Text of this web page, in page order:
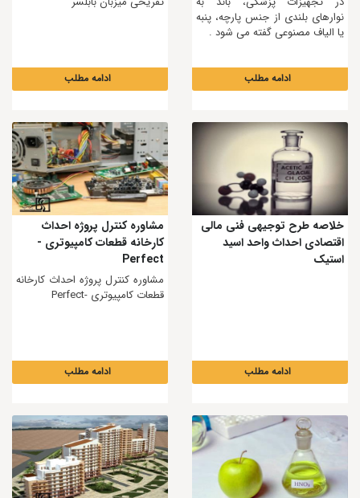
نوارهای بلندی از جنس پارچه، پنبه
یا الیاف مصنوعی گفته می شود .
ادامه مطلب ادامه مطلب
خلاصه طرح توجیهی فنی مالی
اقتصادی احداث واحد اسید
استیک
ادامه مطلب
مشاوره کنترل پروژه احداث
کارخانه قطعات کامپیوتری -
Perfect
مشاوره کنترل پروژه احداث کارخانه
قطعات کامپیوتری -Perfect
ادامه مطلب